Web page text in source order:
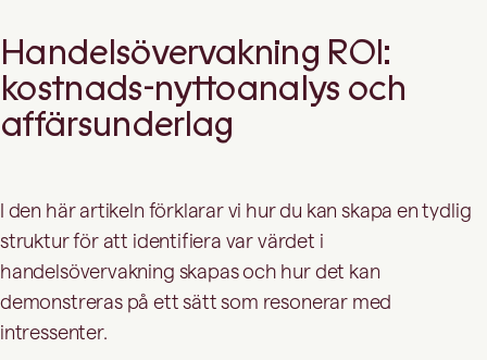
Handelsövervakning ROI:
kostnads-nyttoanalys och
affärsunderlag
I den här artikeln förklarar vi hur du kan skapa en tydlig
struktur för att identifiera var värdet i
handelsövervakning skapas och hur det kan
demonstreras på ett sätt som resonerar med
intressenter.